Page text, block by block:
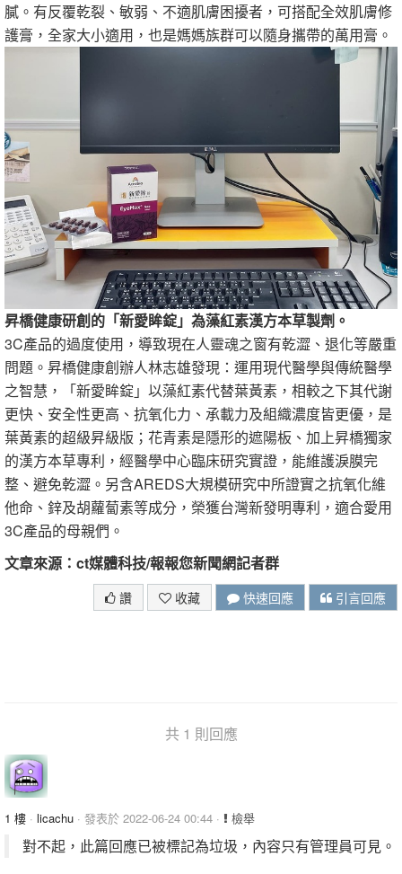
膩。有反覆乾裂、敏弱、不適肌膚困擾者，可搭配全效肌膚修
護膏，全家大小適用，也是媽媽族群可以隨身攜帶的萬用膏。
昇橋健康研創的「新愛眸錠」為藻紅素漢方本草製劑。
3C產品的過度使用，導致現在人靈魂之窗有乾澀、退化等嚴重
問題。昇橋健康創辦人林志雄發現：運用現代醫學與傳統醫學
之智慧，「新愛眸錠」以藻紅素代替葉黃素，相較之下其代謝
更快、安全性更高、抗氧化力、承載力及組織濃度皆更優，是
葉黃素的超級昇級版；花青素是隱形的遮陽板、加上昇橋獨家
的漢方本草專利，經醫學中心臨床研究實證，能維護淚膜完
整、避免乾澀。另含AREDS大規模研究中所證實之抗氧化維
他命、鋅及胡蘿蔔素等成分，榮獲台灣新發明專利，適合愛用
3C產品的母親們。
文章來源：ct媒體科技/報報您新聞網記者群
讚 收藏 快速回應 引言回應
共 1 則回應
1 樓 · licachu · 發表於 2022-06-24 00:44 · 檢舉
對不起，此篇回應已被標記為垃圾，內容只有管理員可見。